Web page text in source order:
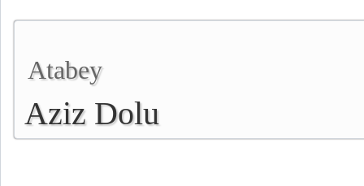
Atabey
Aziz Dolu